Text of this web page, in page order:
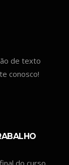
de texto
conosco!
do curso.